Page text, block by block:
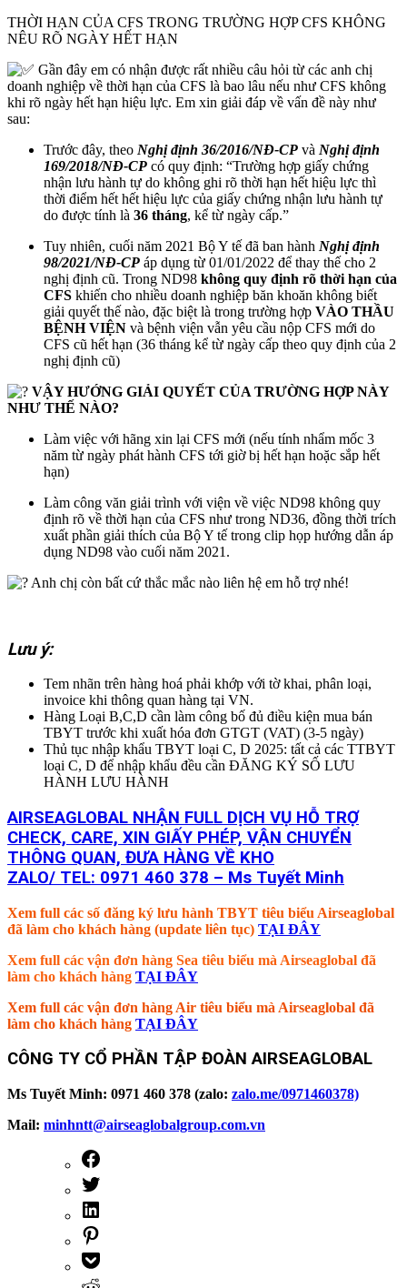
THỜI HẠN CỦA CFS TRONG TRƯỜNG HỢP CFS KHÔNG
NÊU RÕ NGÀY HẾT HẠN
Gần đây em có nhận được rất nhiều câu hỏi từ các anh chị
doanh nghiệp về thời hạn của CFS là bao lâu nếu như CFS không
khi rõ ngày hết hạn hiệu lực. Em xin giải đáp về vấn đề này như
sau:
Trước đây, theo Nghị định 36/2016/NĐ-CP và Nghị định
169/2018/NĐ-CP có quy định: “Trường hợp giấy chứng
nhận lưu hành tự do không ghi rõ thời hạn hết hiệu lực thì
thời điểm hết hết hiệu lực của giấy chứng nhận lưu hành tự
do được tính là 36 tháng, kể từ ngày cấp.”
Tuy nhiên, cuối năm 2021 Bộ Y tế đã ban hành Nghị định
98/2021/NĐ-CP áp dụng từ 01/01/2022 để thay thế cho 2
nghị định cũ. Trong ND98 không quy định rõ thời hạn của
CFS khiến cho nhiều doanh nghiệp băn khoăn không biết
giải quyết thế nào, đặc biệt là trong trường hợp VÀO THẦU
BỆNH VIỆN và bệnh viện vẫn yêu cầu nộp CFS mới do
CFS cũ hết hạn (36 tháng kể từ ngày cấp theo quy định của 2
nghị định cũ)
VẬY HƯỚNG GIẢI QUYẾT CỦA TRƯỜNG HỢP NÀY
NHƯ THẾ NÀO?
Làm việc với hãng xin lại CFS mới (nếu tính nhẩm mốc 3
năm từ ngày phát hành CFS tới giờ bị hết hạn hoặc sắp hết
hạn)
Làm công văn giải trình với viện về việc ND98 không quy
định rõ về thời hạn của CFS như trong ND36, đồng thời trích
xuất phần giải thích của Bộ Y tế trong clip họp hướng dẫn áp
dụng ND98 vào cuối năm 2021.
Anh chị còn bất cứ thắc mắc nào liên hệ em hỗ trợ nhé!
Lưu ý:
Tem nhãn trên hàng hoá phải khớp với tờ khai, phân loại,
invoice khi thông quan hàng tại VN.
Hàng Loại B,C,D cần làm công bố đủ điều kiện mua bán
TBYT trước khi xuất hóa đơn GTGT (VAT) (3-5 ngày)
Thủ tục nhập khẩu TBYT loại C, D 2025: tất cả các TTBYT
loại C, D để nhập khẩu đều cần ĐĂNG KÝ SỐ LƯU
HÀNH LƯU HÀNH
AIRSEAGLOBAL NHẬN FULL DỊCH VỤ HỖ TRỢ
CHECK, CARE, XIN GIẤY PHÉP, VẬN CHUYỂN
THÔNG QUAN, ĐƯA HÀNG VỀ KHO
ZALO/ TEL: 0971 460 378 – Ms Tuyết Minh
Xem full các số đăng ký lưu hành TBYT tiêu biểu Airseaglobal
đã làm cho khách hàng (update liên tục) TẠI ĐÂY
Xem full các vận đơn hàng Sea tiêu biểu mà Airseaglobal đã
làm cho khách hàng TẠI ĐÂY
Xem full các vận đơn hàng Air tiêu biểu mà Airseaglobal đã
làm cho khách hàng TẠI ĐÂY
CÔNG TY CỔ PHẦN TẬP ĐOÀN AIRSEAGLOBAL
Ms Tuyết Minh: 0971 460 378 (zalo: zalo.me/0971460378)
Mail: minhntt@airseaglobalgroup.com.vn